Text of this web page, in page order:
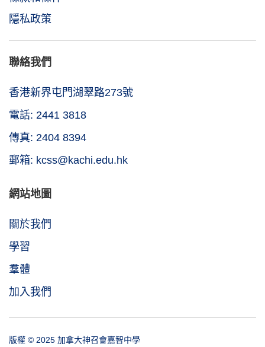
隱私政策
聯絡我們
香港新界屯門湖翠路273號
電話: 2441 3818
傳真: 2404 8394
郵箱: kcss@kachi.edu.hk
網站地圖
關於我們
學習
羣體
加入我們
版權 © 2025 加拿大神召會嘉智中學